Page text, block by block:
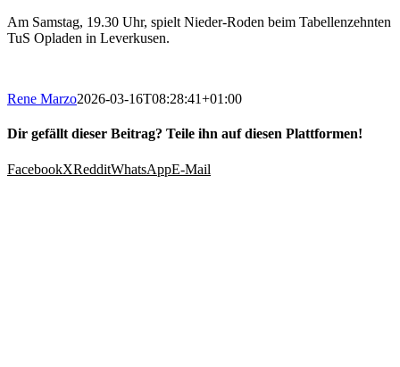
Am Samstag, 19.30 Uhr, spielt Nieder-Roden beim Tabellenzehnten
TuS Opladen in Leverkusen.
Rene Marzo2026-03-16T08:28:41+01:00
Dir gefällt dieser Beitrag? Teile ihn auf diesen Plattformen!
FacebookXRedditWhatsAppE-Mail